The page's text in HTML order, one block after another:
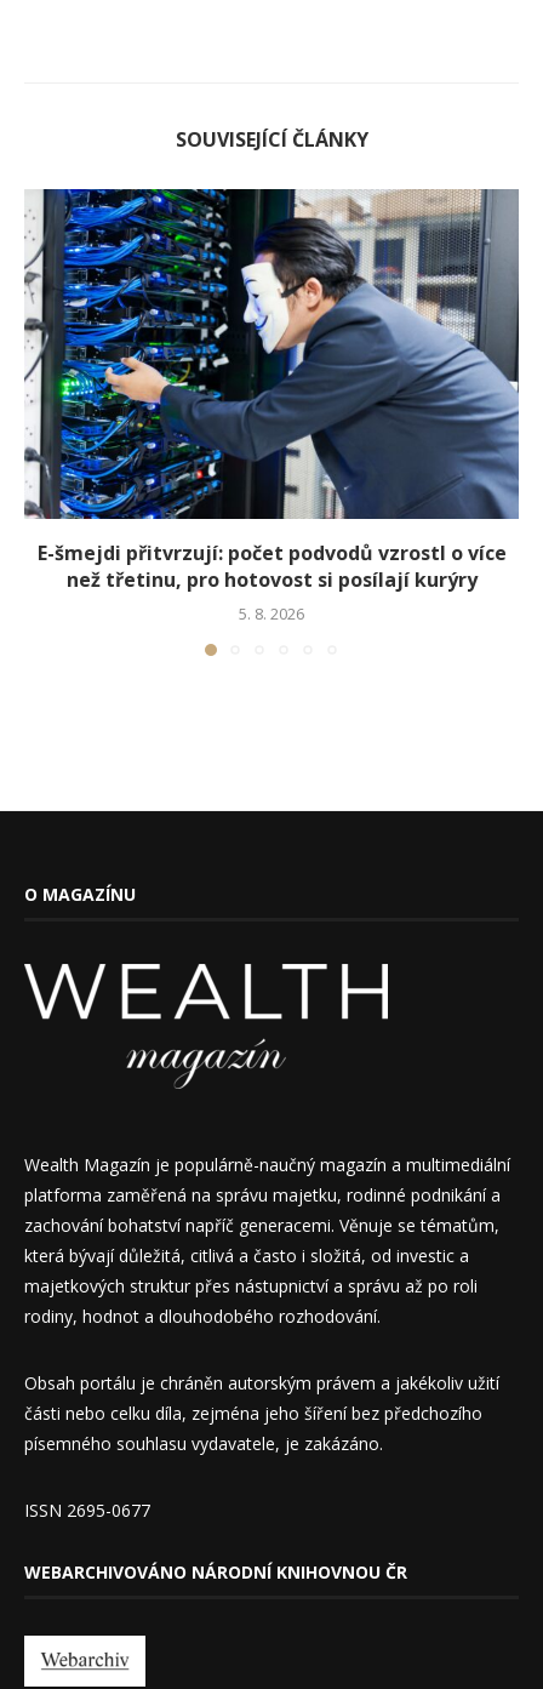
SOUVISEJÍCÍ ČLÁNKY
E-šmejdi přitvrzují: počet podvodů vzrostl o více
než třetinu, pro hotovost si posílají kurýry
5. 8. 2026
O MAGAZÍNU
Wealth Magazín je populárně-naučný magazín a multimediální
platforma zaměřená na správu majetku, rodinné podnikání a
zachování bohatství napříč generacemi. Věnuje se tématům,
která bývají důležitá, citlivá a často i složitá, od investic a
majetkových struktur přes nástupnictví a správu až po roli
rodiny, hodnot a dlouhodobého rozhodování.
Obsah portálu je chráněn autorským právem a jakékoliv užití
části nebo celku díla, zejména jeho šíření bez předchozího
písemného souhlasu vydavatele, je zakázáno.
ISSN 2695-0677
WEBARCHIVOVÁNO NÁRODNÍ KNIHOVNOU ČR